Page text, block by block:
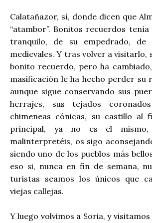
Calatañazor, sí, donde dicen que
“atambor”. Bonitos recuerdos tenía
tranquilo, de su empedrado, de
medievales. Y tras volver a visitarlo,
bonito recuerdo, pero ha
masificación le ha hecho perder su
aunque sigue conservando sus
herrajes, sus tejados
chimeneas cónicas, su castillo al
principal, ya no es el
malinterpretéis, os sigo
siendo uno de los pueblos más
eso si, nunca en fin de semana,
turistas seamos los únicos que
viejas callejas.
Y luego volvimos a Soria, y